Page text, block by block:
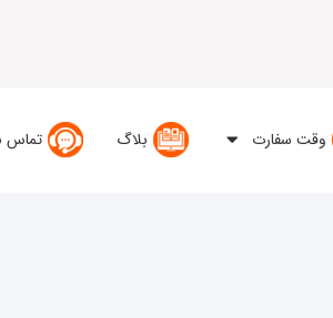
وقت سفارت بلاگ تماس